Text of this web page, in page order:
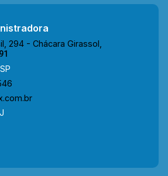
294 - Chácara Girassol,